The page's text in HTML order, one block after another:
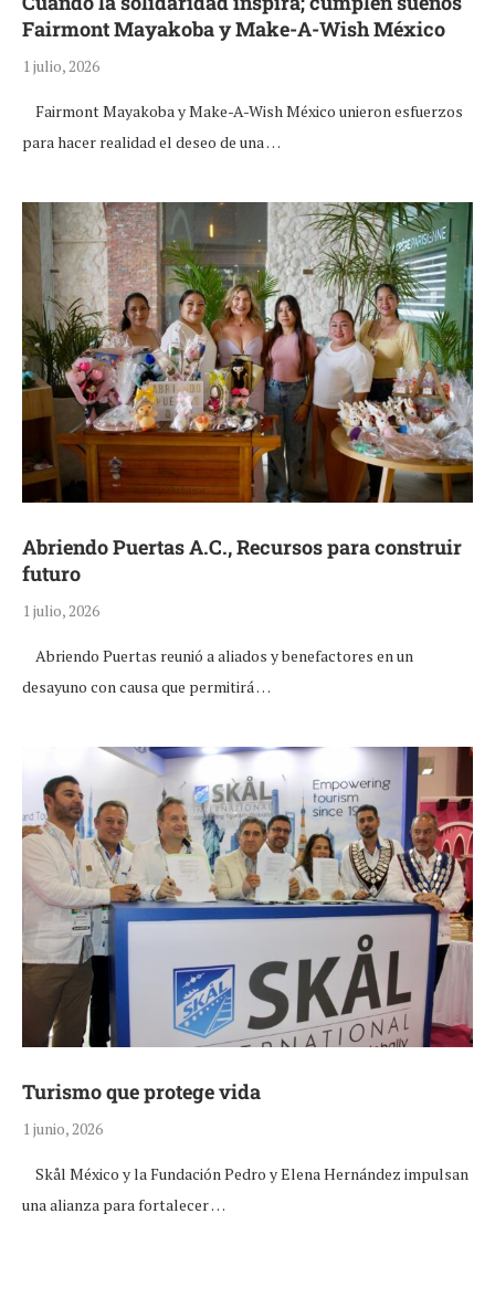
Fairmont Mayakoba y Make-A-Wish México
1 julio, 2026
Fairmont Mayakoba y Make-A-Wish México unieron esfuerzos
para hacer realidad el deseo de una …
Abriendo Puertas A.C., Recursos para construir
futuro
1 julio, 2026
Abriendo Puertas reunió a aliados y benefactores en un
desayuno con causa que permitirá …
Turismo que protege vida
1 junio, 2026
Skål México y la Fundación Pedro y Elena Hernández impulsan
una alianza para fortalecer …